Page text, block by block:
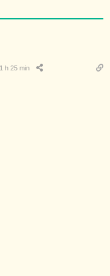
h 25 min